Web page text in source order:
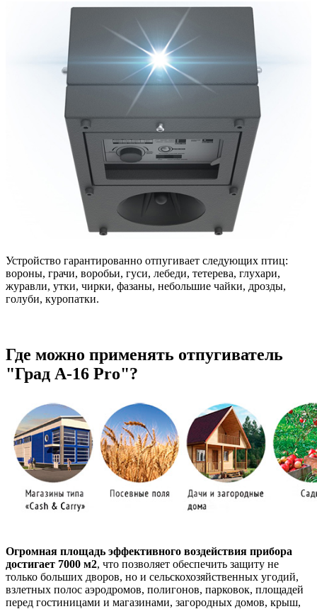
Устройство гарантированно отпугивает следующих птиц:
вороны, грачи, воробьи, гуси, лебеди, тетерева, глухари,
журавли, утки, чирки, фазаны, небольшие чайки, дрозды,
голуби, куропатки.
Где можно применять отпугиватель
"Град А-16 Pro"?
Огромная площадь эффективного воздействия прибора
достигает 7000 м2, что позволяет обеспечить защиту не
только больших дворов, но и сельскохозяйственных угодий,
взлетных полос аэродромов, полигонов, парковок, площадей
перед гостиницами и магазинами, загородных домов, крыш,